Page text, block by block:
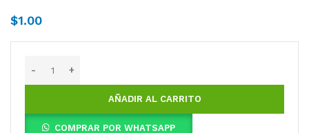
$1.00
AÑADIR AL CARRITO
COMPRAR POR WHATSAPP